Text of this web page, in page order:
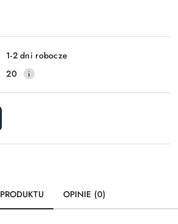
1-2 dni robocze
20
OPINIE (0)